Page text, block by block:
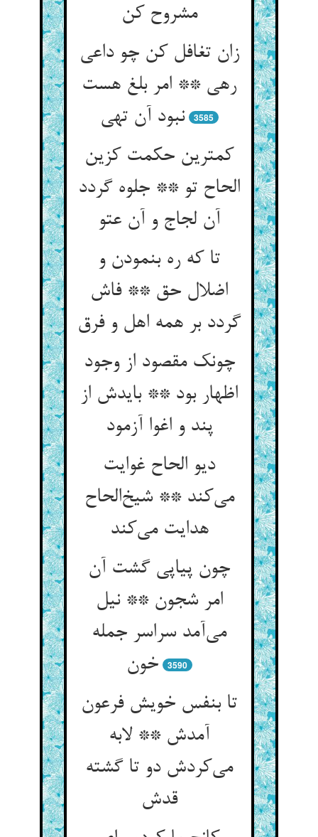
مشروح کن
زان تغافل کن چو داعی
رهی ** امر بلغ هست
نبود آن تهی
3585
کمترین حکمت کزین
الحاح تو ** جلوه گردد
آن لجاج و آن عتو
تا که ره بنمودن و
اضلال حق ** فاش
گردد بر همه اهل و فرق
چونک مقصود از وجود
اظهار بود ** بایدش از
پند و اغوا آزمود
دیو الحاح غوایت
می‌کند ** شیخ‌الحاح
هدایت می‌کند
چون پیاپی گشت آن
امر شجون ** نیل
می‌آمد سراسر جمله
خون
3590
تا بنفس خویش فرعون
آمدش ** لابه
می‌کردش دو تا گشته
قدش